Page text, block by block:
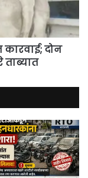
कारवाई; दोन